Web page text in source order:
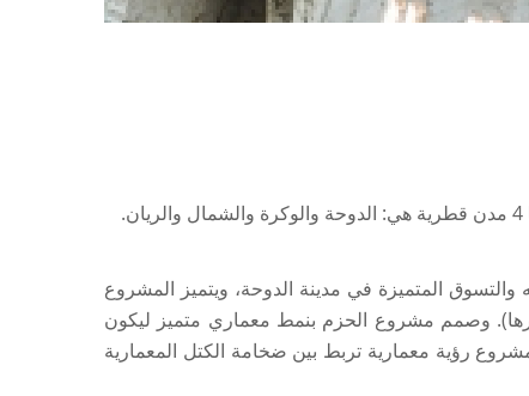
والتسوق المتميزة في مدينة الدوحة، ويتميز المشروع
وغيرها). وصمم مشروع الحزم بنمط معماري متميز ليكون
رؤية معمارية تربط بين ضخامة الكتل المعمارية